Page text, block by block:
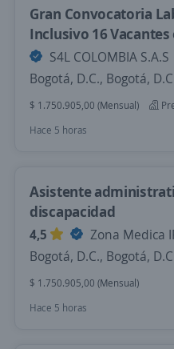
Gran Convocatoria
Inclusivo 16 Vacantes
S4L COLOMBIA S.A.S
Bogotá, D.C., Bogotá,
$ 1.750.905,00 (Mensual)
Hace 5 horas
Asistente
discapacidad
4,5
Zona Medica
Bogotá, D.C., Bogotá,
$ 1.750.905,00 (Mensual)
Hace 5 horas